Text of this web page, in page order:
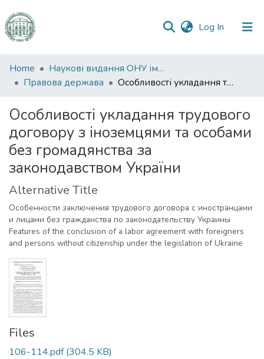
Log In (current)
Communities
&
All of DSpace
Statistics
Home
Наукові видання ОНУ імені І. І. Мечникова
Правова держава
Особливості укладання трудового договору з іноземцями та особами без громадянства за законодавством України
Особливості укладання трудового
договору з іноземцями та особами
без громадянства за
законодавством України
Alternative Title
Особенности заключения трудового договора с иностранцами
и лицами без гражданства по законодательству Украины
Features of the conclusion of a labor agreement with foreigners
and persons without citizenship under the legislation of Ukraine
Files
106-114.pdf(304.5 KB)